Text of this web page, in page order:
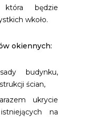
która będzie
wkoło.
okiennych:
budynku,
ścian,
ukrycie
na